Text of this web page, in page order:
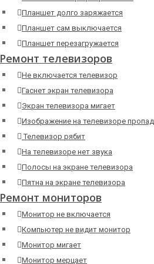
Планшет долго заряжается
Планшет сам выключается
Планшет перезагружается
Ремонт телевизоров
Не включается телевизор
Гаснет экран телевизора
Экран телевизора мигает
Изображение на телевизоре
Телевизор рябит
На телевизоре нет звука
Полосы на экране телевизора
Пятна на экране телевизора
Ремонт мониторов
Монитор не включается
Компьютер не видит монитор
Монитор мигает
Монитор мерцает